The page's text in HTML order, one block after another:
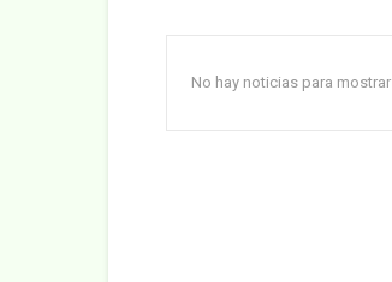
No hay noticias para mostrar